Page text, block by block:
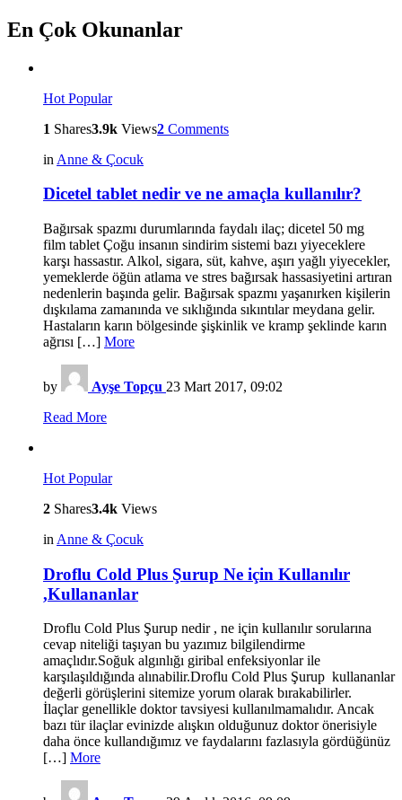
En Çok Okunanlar
Hot Popular
1 Shares3.9k Views2 Comments
in Anne & Çocuk
Dicetel tablet nedir ve ne amaçla kullanılır?
Bağırsak spazmı durumlarında faydalı ilaç; dicetel 50 mg
film tablet Çoğu insanın sindirim sistemi bazı yiyeceklere
karşı hassastır. Alkol, sigara, süt, kahve, aşırı yağlı yiyecekler,
yemeklerde öğün atlama ve stres bağırsak hassasiyetini artıran
nedenlerin başında gelir. Bağırsak spazmı yaşanırken kişilerin
dışkılama zamanında ve sıklığında sıkıntılar meydana gelir.
Hastaların karın bölgesinde şişkinlik ve kramp şeklinde karın
ağrısı […] More
by Ayşe Topçu 23 Mart 2017, 09:02
Read More
Hot Popular
2 Shares3.4k Views
in Anne & Çocuk
Droflu Cold Plus Şurup Ne için Kullanılır
,Kullananlar
Droflu Cold Plus Şurup nedir , ne için kullanılır sorularına
cevap niteliği taşıyan bu yazımız bilgilendirme
amaçlıdır.Soğuk algınlığı giribal enfeksiyonlar ile
karşılaşıldığında alınabilir.Droflu Cold Plus Şurup kullananlar
değerli görüşlerini sitemize yorum olarak bırakabilirler.
İlaçlar genellikle doktor tavsiyesi kullanılmamalıdır. Ancak
bazı tür ilaçlar evinizde alışkın olduğunuz doktor önerisiyle
daha önce kullandığımız ve faydalarını fazlasıyla gördüğünüz
[…] More